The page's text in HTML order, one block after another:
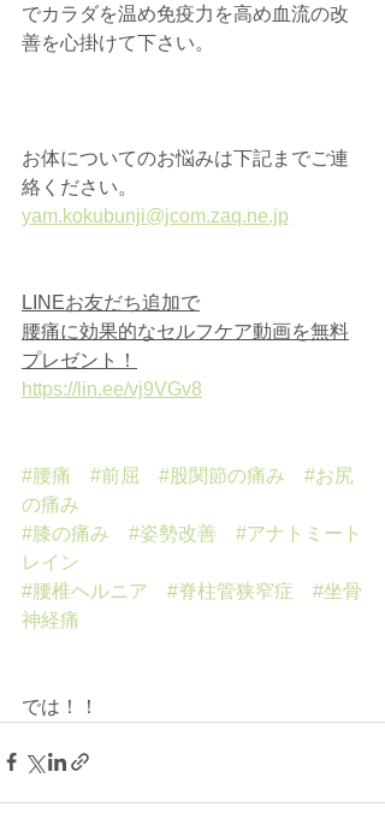
でカラダを温め免疫力を高め血流の改
善を心掛けて下さい。
お体についてのお悩みは下記までご連
絡ください。
yam.kokubunji@jcom.zaq.ne.jp
LINEお友だち追加で
腰痛に効果的なセルフケア動画を無料
プレゼント！
https://lin.ee/vj9VGv8
#腰痛 #前屈 #股関節の痛み
#お尻
の痛み
#膝の痛み
#姿勢改善
#アナトミート
レイン
#腰椎ヘルニア
#脊柱管狭窄症
#坐骨
神経痛
では！！